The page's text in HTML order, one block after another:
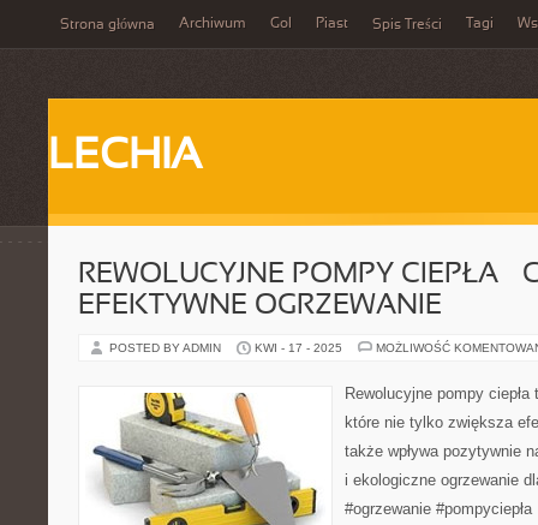
Strona główna Archiwum Gol Piast Spis Treści Tagi
LECHIA
REWOLUCYJNE POMPY CIEPŁA –
EFEKTYWNE OGRZEWANIE
POSTED BY ADMIN KWI - 17 - 2025 MOŻLIWOŚĆ
Rewolucyjne pompy
które nie tylko zwiększa
także wpływa pozytywnie
i ekologiczne ogrzewanie
#ogrzewanie #pompyciepła